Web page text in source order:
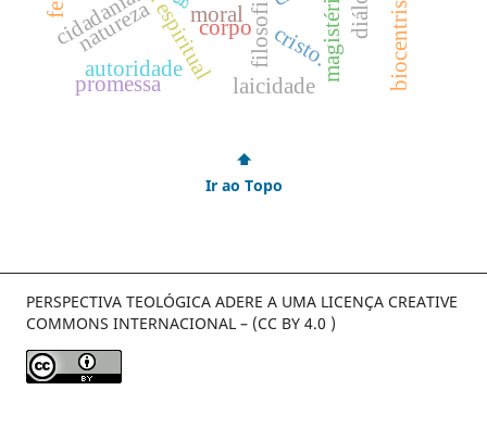
natureza filosofia magistério biocentrismo
moral
autoridade
corpo cristo.
laicidade
cidadania.
promessa
⬆
Ir ao Topo
PERSPECTIVA TEOLÓGICA ADERE A UMA LICENÇA CREATIVE
COMMONS INTERNACIONAL – (CC BY 4.0 )